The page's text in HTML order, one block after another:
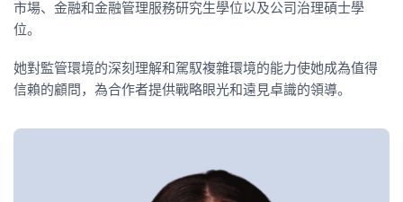
市場、金融和金融管理服務研究生學位以及公司治理碩士學
位。
她對監管環境的深刻理解和駕馭複雜環境的能力使她成為值得
信賴的顧問，為合作者提供戰略眼光和遠見卓識的領導。